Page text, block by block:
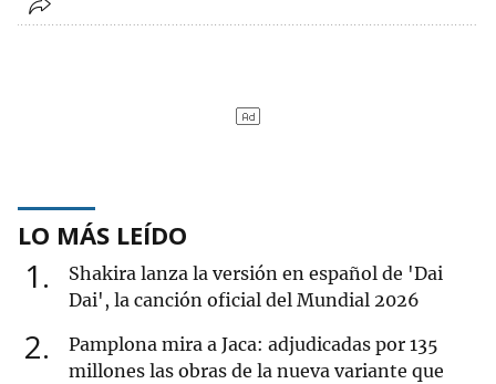
LO MÁS LEÍDO
1
Shakira lanza la versión en español de 'Dai
Dai', la canción oficial del Mundial 2026
2
Pamplona mira a Jaca: adjudicadas por 135
millones las obras de la nueva variante que